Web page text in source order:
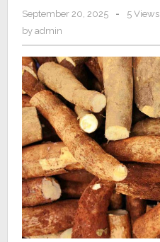
September 20, 2025
by
-
5 Views
by admin